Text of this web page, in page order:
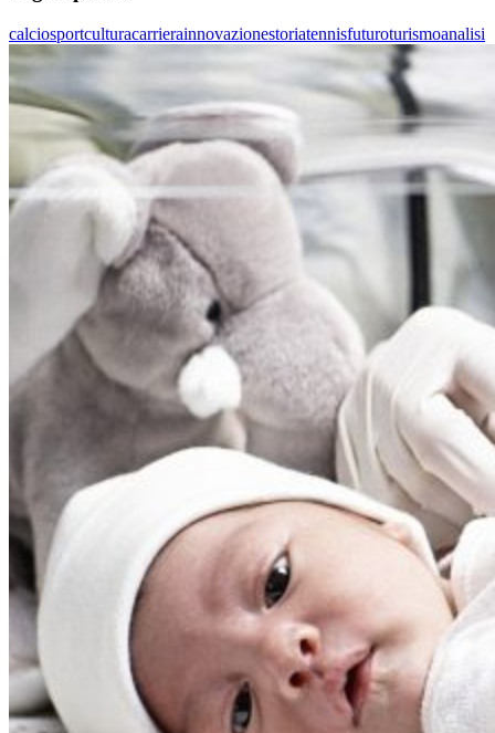
calciosportculturacarrierainnovazionestoriatennisfuturoturismoanalisi